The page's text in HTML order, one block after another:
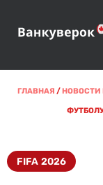
ГЛАВНАЯ /
FIFA 2026